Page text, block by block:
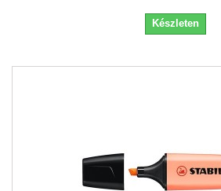
Készleten